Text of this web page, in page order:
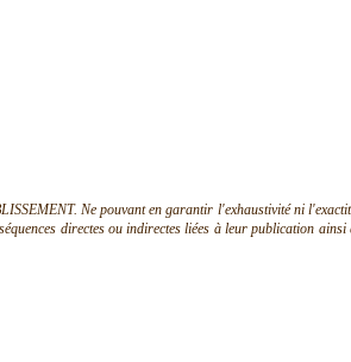
Ne pouvant en garantir l'exhaustivité ni
directes ou indirectes liées à leur publication ainsi